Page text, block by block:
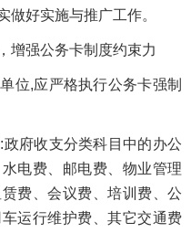
做好实施与推广工作。
增强公务卡制度约束力
位,应严格执行公务卡强制
政府收支分类科目中的办公
电费、邮电费、物业管理
费、会议费、培训费、公
运行维护费、其它交通费